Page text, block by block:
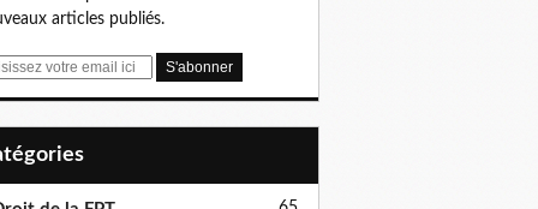
articles publiés.